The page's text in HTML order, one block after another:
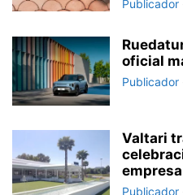
Publicador
oficial
Publicador
Valtari
Publicador